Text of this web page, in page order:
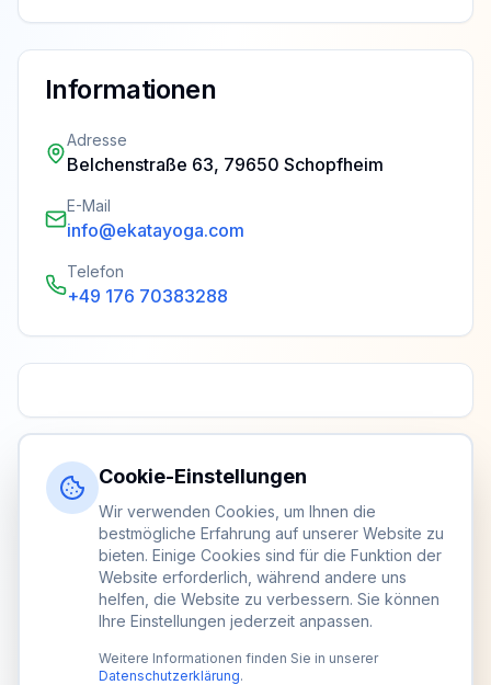
Informationen
Adresse
Belchenstraße 63, 79650 Schopfheim
E-Mail
info@ekatayoga.com
Telefon
+49 176 70383288
Cookie-Einstellungen
Wir verwenden Cookies, um Ihnen die
bestmögliche Erfahrung auf unserer Website zu
bieten. Einige Cookies sind für die Funktion der
Website erforderlich, während andere uns
helfen, die Website zu verbessern. Sie können
Ihre Einstellungen jederzeit anpassen.
Weitere Informationen finden Sie in unserer
Datenschutzerklärung.